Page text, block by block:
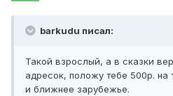
barkudu писал:
Такой взрослый, а в сказки
адресок, положу тебе 500р.
и ближнее зарубежье.